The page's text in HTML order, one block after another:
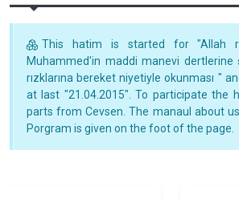
This hatim is started for "Allah
Muhammed'in maddi manevi dertlerine
rızklarına bereket niyetiyle okunması "
at last "21.04.2015". To participate the
parts from Cevsen. The manaul about
Porgram is given on the foot of the page.